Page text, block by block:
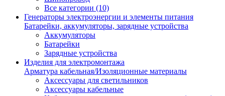
Все категории (10)
Генераторы электроэнергии и элементы питания
Батарейки, аккумуляторы, зарядные устройства
Аккумуляторы
Батарейки
Зарядные устройства
Изделия для электромонтажа
Арматура кабельная/Изоляционные материалы
Аксессуары для светильников
Аксессуары кабельные